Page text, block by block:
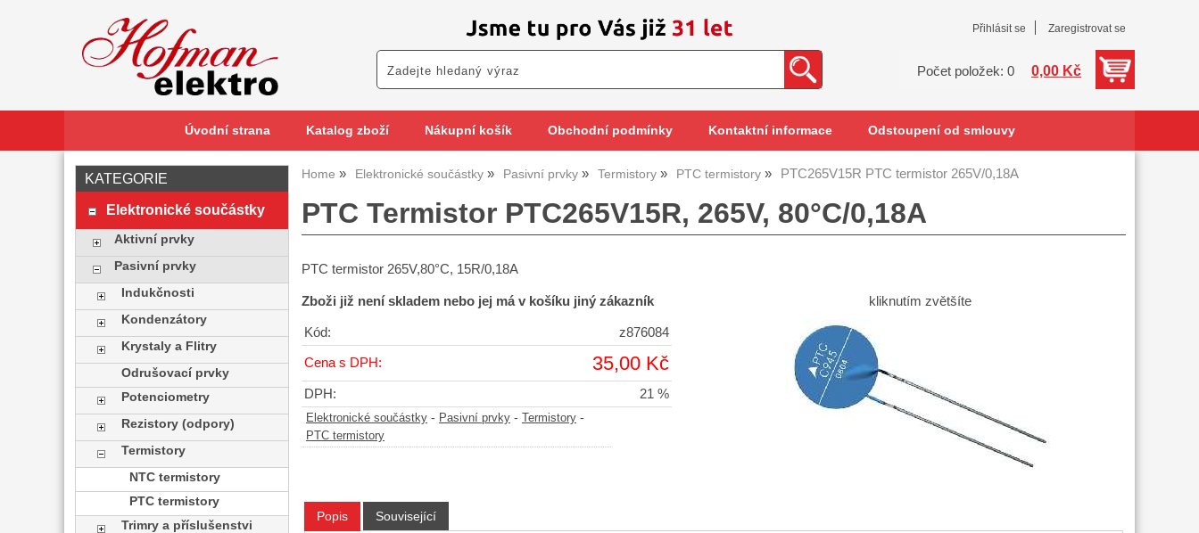
Přihlásit se Zaregistrovat se
Počet položek: 0 0,00 Kč
Úvodní strana Katalog zboží Nákupní košík Obchodní podmínky Kontaktní informace Odstoupení od smlouvy
Home Elektronické součástky Pasivní prvky Termistory PTC termistory PTC265V15R PTC termistor 265V/0,18A
PTC Termistor PTC265V15R, 265V, 80°C/0,18A
PTC termistor 265V,80°C, 15R/0,18A
kliknutím zvětšíte
Zboži již není skladem nebo jej má v košíku jiný zákazník
Kód: z876084
Cena s DPH: 35,00 Kč
DPH: 21 %
Elektronické součástky - Pasivní prvky - Termistory -
PTC termistory
Popis Související
KATEGORIE
Elektronické součástky
Aktivní prvky
Pasivní prvky
Indukčnosti
Kondenzátory
Krystaly a Flitry
Odrušovací prvky
Potenciometry
Rezistory (odpory)
Termistory
NTC termistory
PTC termistory
Trimry a příslušenstvi